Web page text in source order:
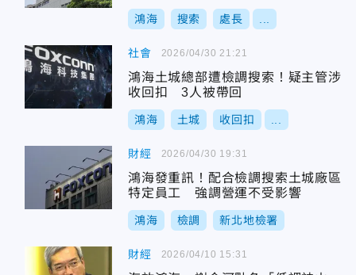
鴻海 搜索 處長
社會
鴻海土城總部遭檢調搜索！疑主管涉
收回扣 3人被帶回
鴻海 土城 收回扣
2026/04/30 21:21
財經
鴻海發重訊！配合檢調搜索土城廠區
特定員工 強調營運不受影響
鴻海 檢調 新北地檢署
2026/04/30 19:31
財經 2026/04/10 15:31